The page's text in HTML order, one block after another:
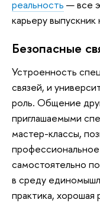
реальность — все
карьеру
Безопасные
Устроенность
связей, и
роль. Общение
приглашаемыми
мастер-классы,
самостоятельно
в среду
практика,